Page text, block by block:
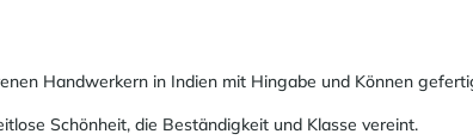
Handwerkern in Indien mit Hingabe und Können
Schönheit, die Beständigkeit und Klasse vereint.